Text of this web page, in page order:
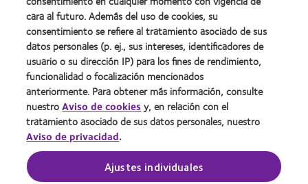
Legal
Política de privacidad
Aviso Legal
Aviso de cookies
Condiciones del servicio
Public Country by Country Reporting
Buscar un centro
cara al futuro. Además del uso de cookies, su
consentimiento se refiere al tratamiento asociado de sus
datos personales (p. ej., sus intereses, identificadores de
usuario o su dirección IP) para los fines de rendimiento,
funcionalidad o focalización mencionados
anteriormente. Para obtener más información, consulte
nuestroAviso de cookiesy, en relación con el
tratamiento asociado de sus datos personales, nuestro
Aviso de privacidad.
Ajustes individuales